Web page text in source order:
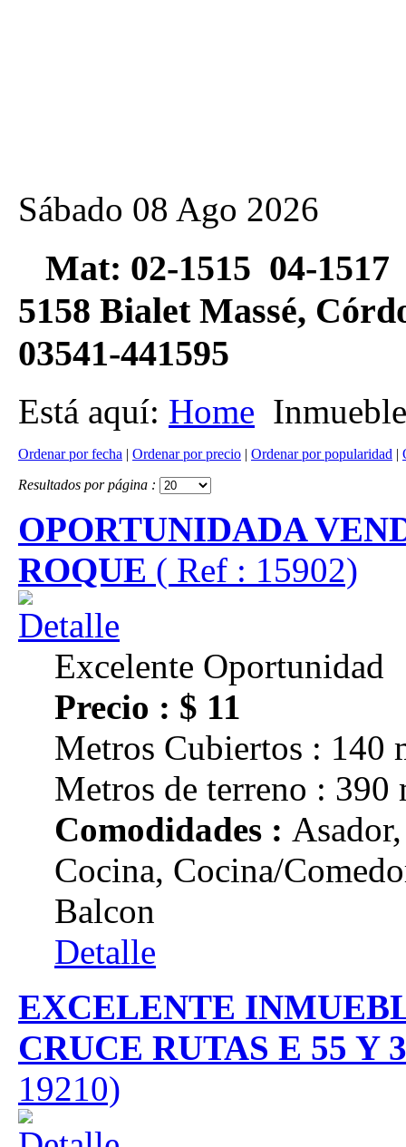
Sábado 08 Ago 2026
Mat: 02-1515 04-
5158 Bialet Massé,
03541-441595
Está aquí: Home
Ordenar por fecha | Ordenar por precio | Ordenar por popularidad |
Resultados por página :
OPORTUNIDADA
ROQUE ( Ref : 15902)
Excelente Oportunidad
Precio : $ 11
Metros Cubiertos : 140
Metros de terreno : 390
Comodidades :
Cocina, Cocina/
Balcon
Detalle
EXCELENTE
CRUCE RUTAS E 55
19210)